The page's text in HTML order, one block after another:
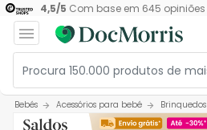
4,5/5 Com base em 645 opiniões
Bebés Acessórios para bebé Brinquedos